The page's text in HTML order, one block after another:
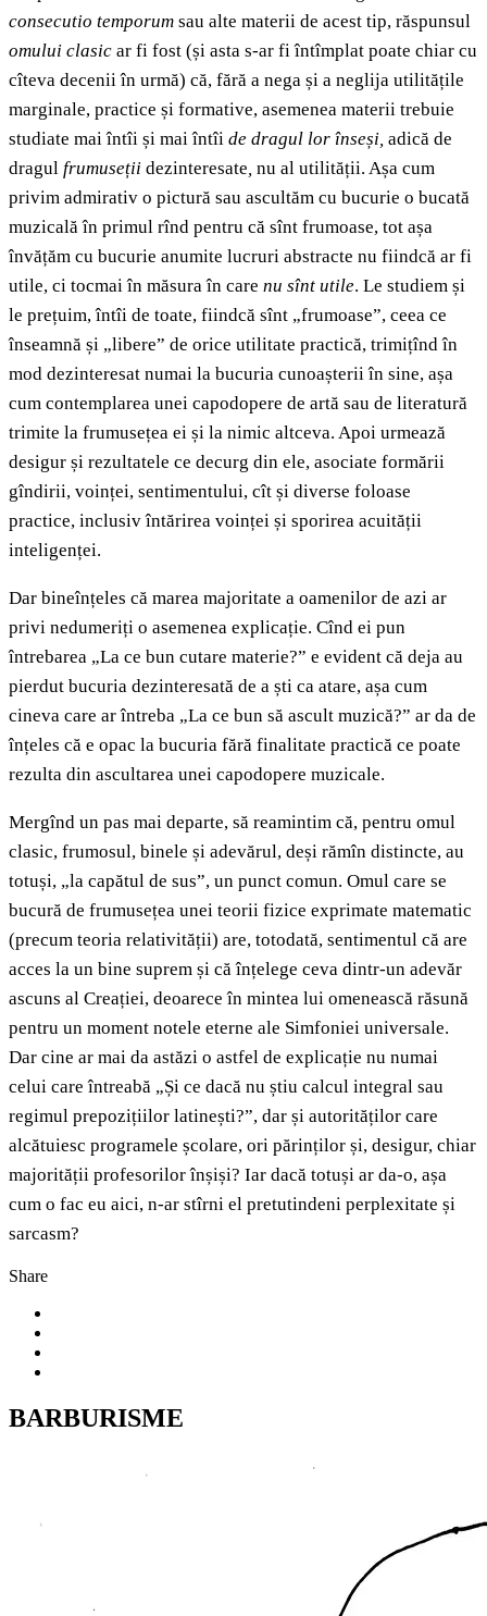
consecutio temporum sau alte materii de acest tip, răspunsul
omului clasic ar fi fost (și asta s-ar fi întîmplat poate chiar cu
cîteva decenii în urmă) că, fără a nega și a neglija utilitățile
marginale, practice și formative, asemenea materii trebuie
studiate mai întîi și mai întîi de dragul lor înseși, adică de
dragul frumuseții dezinteresate, nu al utilității. Așa cum
privim admirativ o pictură sau ascultăm cu bucurie o bucată
muzicală în primul rînd pentru că sînt frumoase, tot așa
învățăm cu bucurie anumite lucruri abstracte nu fiindcă ar fi
utile, ci tocmai în măsura în care nu sînt utile. Le studiem și
le prețuim, întîi de toate, fiindcă sînt „frumoase”, ceea ce
înseamnă și „libere” de orice utilitate practică, trimițînd în
mod dezinteresat numai la bucuria cunoașterii în sine, așa
cum contemplarea unei capodopere de artă sau de literatură
trimite la frumusețea ei și la nimic altceva. Apoi urmează
desigur și rezultatele ce decurg din ele, asociate formării
gîndirii, voinței, sentimentului, cît și diverse foloase
practice, inclusiv întărirea voinței și sporirea acuității
inteligenței.
Dar bineînțeles că marea majoritate a oamenilor de azi ar
privi nedumeriți o asemenea explicație. Cînd ei pun
întrebarea „La ce bun cutare materie?” e evident că deja au
pierdut bucuria dezinteresată de a ști ca atare, așa cum
cineva care ar întreba „La ce bun să ascult muzică?” ar da de
înțeles că e opac la bucuria fără finalitate practică ce poate
rezulta din ascultarea unei capodopere muzicale.
Mergînd un pas mai departe, să reamintim că, pentru omul
clasic, frumosul, binele și adevărul, deși rămîn distincte, au
totuși, „la capătul de sus”, un punct comun. Omul care se
bucură de frumusețea unei teorii fizice exprimate matematic
(precum teoria relativității) are, totodată, sentimentul că are
acces la un bine suprem și că înțelege ceva dintr-un adevăr
ascuns al Creației, deoarece în mintea lui omenească răsună
pentru un moment notele eterne ale Simfoniei universale.
Dar cine ar mai da astăzi o astfel de explicație nu numai
celui care întreabă „Și ce dacă nu știu calcul integral sau
regimul prepozițiilor latinești?”, dar și autorităților care
alcătuiesc programele școlare, ori părinților și, desigur, chiar
majorității profesorilor înșiși? Iar dacă totuși ar da-o, așa
cum o fac eu aici, n-ar stîrni el pretutindeni perplexitate și
sarcasm?
Share
BARBURISME